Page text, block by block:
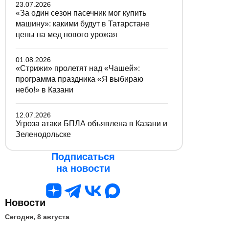
23.07.2026
«За один сезон пасечник мог купить
машину»: какими будут в Татарстане
цены на мед нового урожая
01.08.2026
«Стрижи» пролетят над «Чашей»:
программа праздника «Я выбираю
небо!» в Казани
12.07.2026
Угроза атаки БПЛА объявлена в Казани и
Зеленодольске
Подписаться
на новости
Новости
Сегодня, 8 августа